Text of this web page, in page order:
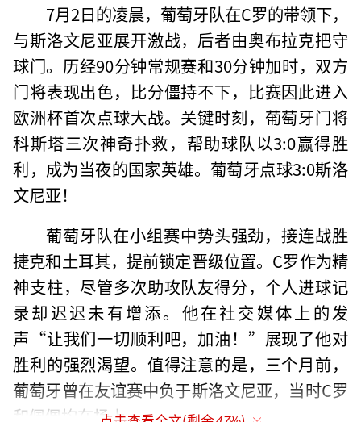
7月2日的凌晨，葡萄牙队在C罗的带领下，
与斯洛文尼亚展开激战，后者由奥布拉克把守
球门。历经90分钟常规赛和30分钟加时，双方
门将表现出色，比分僵持不下，比赛因此进入
欧洲杯首次点球大战。关键时刻，葡萄牙门将
科斯塔三次神奇扑救，帮助球队以3:0赢得胜
利，成为当夜的国家英雄。葡萄牙点球3:0斯洛
文尼亚！
葡萄牙队在小组赛中势头强劲，接连战胜
捷克和土耳其，提前锁定晋级位置。C罗作为精
神支柱，尽管多次助攻队友得分，个人进球记
录却迟迟未有增添。他在社交媒体上的发
声“让我们一切顺利吧，加油！”展现了他对
胜利的强烈渴望。值得注意的是，三个月前，
葡萄牙曾在友谊赛中负于斯洛文尼亚，当时C罗
和佩佩均在场上。